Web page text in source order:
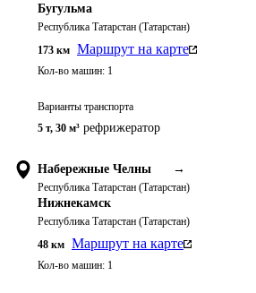
Бугульма
Республика Татарстан (Татарстан)
173 км Маршрут на карте
Кол-во машин: 1
Варианты транспорта
5 т, 30 м³ рефрижератор
Набережные Челны →
Республика Татарстан (Татарстан)
Нижнекамск
Республика Татарстан (Татарстан)
48 км Маршрут на карте
Кол-во машин: 1